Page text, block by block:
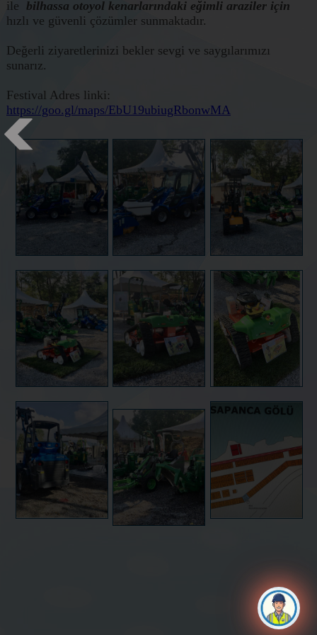
BURTARIM /
BURSA TARIM
FUARI
2016 12.
FİDANCILIK
FUARI
2016
İSTANBUL
FLOWERSHOW
FUARI
ile bilhassa otoyol kenarlarındaki eğimli araziler için
hızlı ve güvenli çözümler sunmaktadır.
Değerli ziyaretlerinizi bekler sevgi ve saygılarımızı
sunarız.
Festival Adres linki:
https://goo.gl/maps/EbU19ubiugRbonwMA